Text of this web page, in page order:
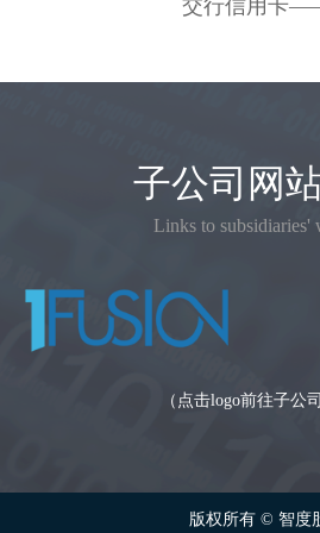
交行信用卡
子公司网
Links to subsidiaries'
（点击logo前往子公
版权所有 © 智度